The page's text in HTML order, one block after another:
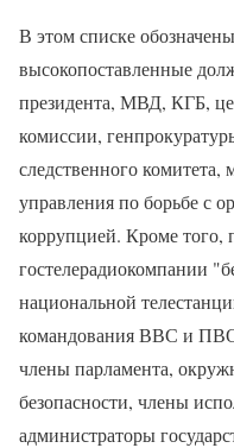
В этом списке
высокопоставленные
президента, МВД, КГБ,
комиссии,
следственного комитета,
управления по борьбе с
коррупцией. Кроме
гостелерадиокомпании
национальной
командования ВВС и ПВО
члены парламента,
безопасности, члены
администраторы